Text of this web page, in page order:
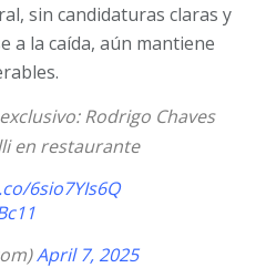
sin candidaturas claras y
a la caída, aún mantiene
Rodrigo Chaves
en restaurante
6sio7YIs6Q
April 7, 2025